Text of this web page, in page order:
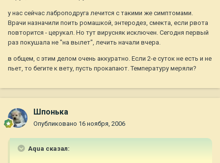
у нас сейчас лаброподруга лечится с такими же симптомами.
Врачи назначили поить ромашкой, энтеродез, смекта, если рвота
повторится - церукал. Но тут вирусняк исключен. Сегодня первый
раз покушала не "на вылет", лечить начали вчера.
в общем, с этим делом очень аккуратно. Если 2-е суток не есть и не
пьет, то бегите к вету, пусть прокапают. Температуру меряли?
Шпонька
Опубликовано 16 ноября, 2006
Aqua сказал: